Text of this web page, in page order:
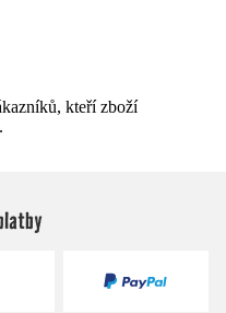
kteří zboží